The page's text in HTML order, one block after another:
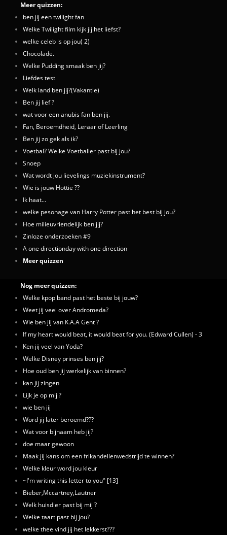
Meer quizzen:
ben jij een twilight fan
Welke Twilight film kijk jij het liefst?
welke celeb is op jou( 2)
Chocolade.
Welke Pudding smaak ben jij?
Liefdes test
Welk land ben jij?(Vakantie)
Ben jij lief ?
wat voor een anubis fan ben jij.
Fan, Beroemdheid, Leraar of Leerling
Ben jij zo gek als ik?
Voetbal? Welke Voetballer past bij jou?
Snoep
Wat wordt jou lievelings muziekinstrument?
Wie is jouw Hottie ??
Ik haat...
welke pesonage van Harry Potter past het best bij jou?
Hoe milieuvriendelijk ben jij?
Zinloze onderzoeken #9
A one directionday with one direction
Meer quizzen
Nog meer quizzen:
Welke kpop band past het beste bij jouw?
Weet jij veel over Andromeda?
Wie ben jij van K.A.A Gent ?
If my heart would beat, it would beat for you. (Edward Cullen) - 3
Ken jij veel van Yoda?
Welke Disney prinses ben jij?
Hoe oud ben jij werkelijk van binnen?
kan jij zingen
Lijk je op mij ?
wie ben jij
Word jij later beroemd???
Wat voor bijnaam heb jij?
doe maar gewoon
Maak jij kans om een frikandellenwedstrijd te winnen?
Welke kleur word jou kleur
~I'm writing this letter to you° [13]
Bieber,Mccartney,Lautner
Welk huisdier past bij mij ?
Welke taart past bij jou?
welke thee vind jij het lekkerst???